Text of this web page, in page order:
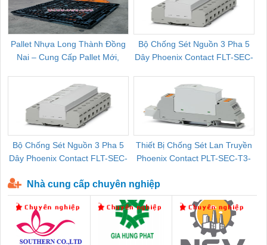
Pallet Nhựa Long Thành Đồng
Nai – Cung Cấp Pallet Mới,
Bộ Chống Sét Nguồn 3 Pha 5
Dây Phoenix Contact FLT-SEC-
Bộ Chống Sét Nguồn 3 Pha 5
Dây Phoenix Contact FLT-SEC-
Thiết Bị Chống Sét Lan Truyền
Phoenix Contact PLT-SEC-T3-
Nhà cung cấp chuyên nghiệp